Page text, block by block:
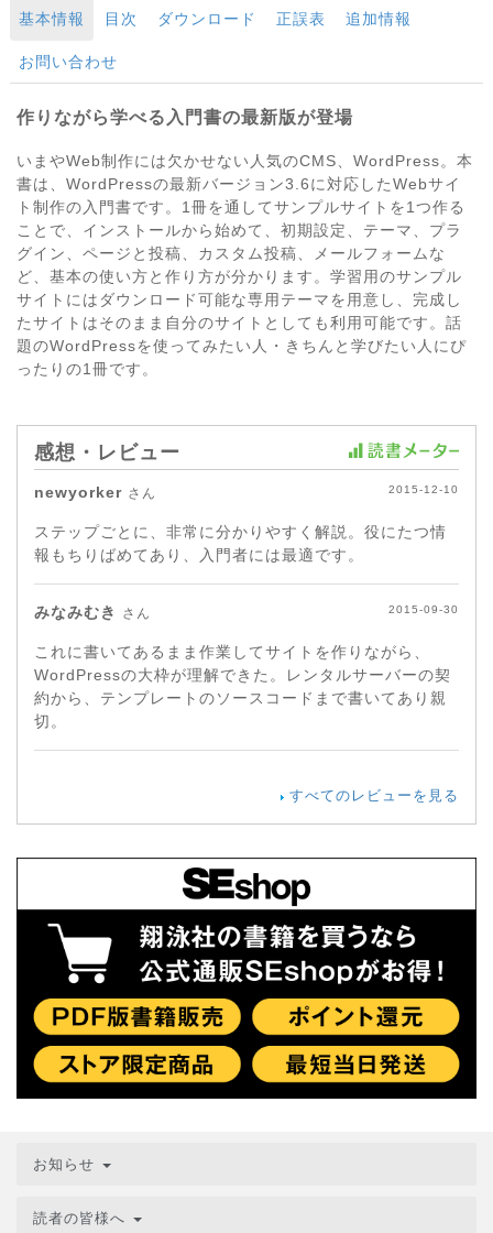
基本情報 目次 ダウンロード 正誤表 追加情報
お問い合わせ
作りながら学べる入門書の最新版が登場
いまやWeb制作には欠かせない人気のCMS、WordPress。本
書は、WordPressの最新バージョン3.6に対応したWebサイ
ト制作の入門書です。1冊を通してサンプルサイトを1つ作る
ことで、インストールから始めて、初期設定、テーマ、プラ
グイン、ページと投稿、カスタム投稿、メールフォームな
ど、基本の使い方と作り方が分かります。学習用のサンプル
サイトにはダウンロード可能な専用テーマを用意し、完成し
たサイトはそのまま自分のサイトとしても利用可能です。話
題のWordPressを使ってみたい人・きちんと学びたい人にぴ
ったりの1冊です。
感想・レビュー
newyorker さん 2015-12-10
ステップごとに、非常に分かりやすく解説。役にたつ情
報もちりばめてあり、入門者には最適です。
みなみむき さん 2015-09-30
これに書いてあるまま作業してサイトを作りながら、
WordPressの大枠が理解できた。レンタルサーバーの契
約から、テンプレートのソースコードまで書いてあり親
切。
すべてのレビューを見る
お知らせ
読者の皆様へ